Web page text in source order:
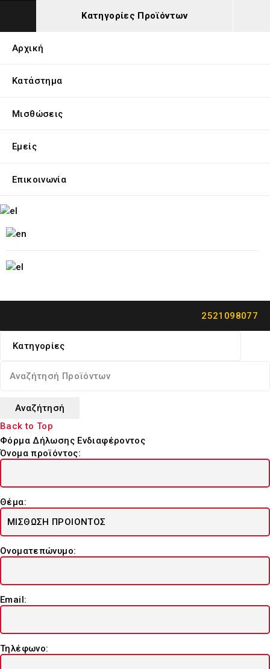
Κατηγορίες Προϊόντων
Αρχική
Κατάστημα
Μισθώσεις
Εμείς
Επικοινωνία
2521098077
Back to Top
Φόρμα Δήλωσης Ενδιαφέροντος
Όνομα προϊόντος:
Θέμα:
Ονοματεπώνυμο:
Email:
Τηλέφωνο: